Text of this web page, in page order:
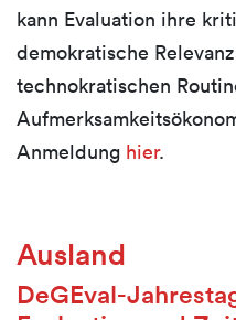
kann Evaluation ihre
demokratische
technokratischen
Anmeldung hier.
Ausland
DeGEval-